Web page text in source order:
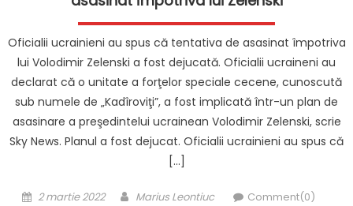
Oficialii ucrainieni au spus că tentativa de asasinat împotriva
lui Volodimir Zelenski a fost dejucată. Oficialii ucraineni au
declarat că o unitate a forţelor speciale cecene, cunoscută
sub numele de „Kadîroviţi”, a fost implicată într-un plan de
asasinare a preşedintelui ucrainean Volodimir Zelenski, scrie
Sky News. Planul a fost dejucat. Oficialii ucrainieni au spus că
[…]
Posted
2 martie 2022 Author
Marius Leontiuc Comment(0)